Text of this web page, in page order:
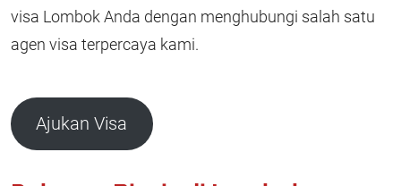
visa Lombok Anda dengan menghubungi salah satu
agen visa terpercaya kami.
Ajukan Visa